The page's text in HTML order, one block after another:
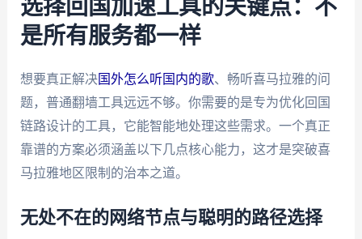
选择回国加速工具的关键点：不
是所有服务都一样
想要真正解决国外怎么听国内的歌、畅听喜马拉雅的问
题，普通翻墙工具远远不够。你需要的是专为优化回国
链路设计的工具，它能智能地处理这些需求。一个真正
靠谱的方案必须涵盖以下几点核心能力，这才是突破喜
马拉雅地区限制的治本之道。
无处不在的网络节点与聪明的路径选择